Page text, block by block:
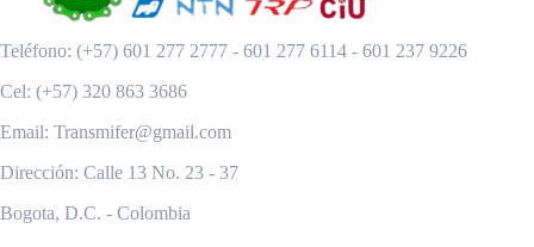
Teléfono: (+57) 601 277 2777 - 601 277 6114 - 601 237 9226
Cel: (+57) 320 863 3686
Email: Transmifer@gmail.com
Dirección: Calle 13 No. 23 - 37
Bogota, D.C. - Colombia